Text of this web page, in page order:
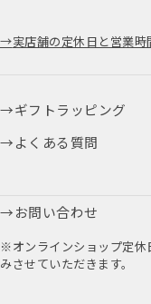
実店舗の定休日と営業
ギフトラッピング
よくある質問
お問い合わせ
※オンラインショップ定休
みさせていただきます。